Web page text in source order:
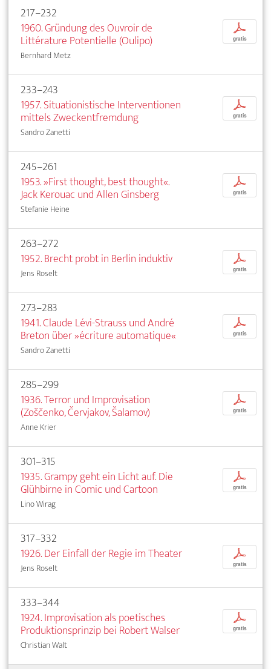
217–232
1960. Gründung des Ouvroir de
Littérature Potentielle (Oulipo)
Bernhard Metz
p
gratis
233–243
1957. Situationistische Interventionen
mittels Zweckentfremdung
Sandro Zanetti
p
gratis
245–261
1953. »First thought, best thought«.
Jack Kerouac und Allen Ginsberg
Stefanie Heine
p
gratis
263–272
1952. Brecht probt in Berlin induktiv
Jens Roselt
p
gratis
273–283
1941. Claude Lévi-Strauss und André
Breton über »écriture automatique«
Sandro Zanetti
p
gratis
285–299
1936. Terror und Improvisation
(Zoščenko, Červjakov, Šalamov)
Anne Krier
p
gratis
301–315
1935. Grampy geht ein Licht auf. Die
Glühbirne in Comic und Cartoon
Lino Wirag
p
gratis
317–332
1926. Der Einfall der Regie im Theater
Jens Roselt
p
gratis
333–344
1924. Improvisation als poetisches
Produktionsprinzip bei Robert Walser
Christian Walt
p
gratis